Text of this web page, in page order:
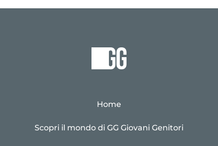
Home
Scopri il mondo di GG Giovani Genitori